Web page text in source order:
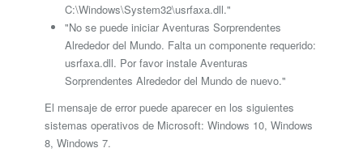
C:\Windows\System32\usrfaxa.dll."
"No se puede iniciar Aventuras Sorprendentes
Alrededor del Mundo. Falta un componente requerido:
usrfaxa.dll. Por favor instale Aventuras
Sorprendentes Alrededor del Mundo de nuevo."
El mensaje de error puede aparecer en los siguientes
sistemas operativos de Microsoft: Windows 10, Windows
8, Windows 7.